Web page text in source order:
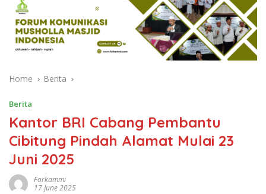
Home Berita
Berita
Kantor BRI Cabang Pembantu
Cibitung Pindah Alamat Mulai 23
Juni 2025
Forkammi
17 June 2025